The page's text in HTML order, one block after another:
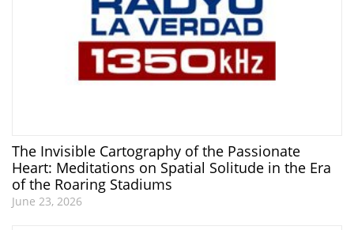
The Invisible Cartography of the Passionate
Heart: Meditations on Spatial Solitude in the Era
of the Roaring Stadiums
June 23, 2026